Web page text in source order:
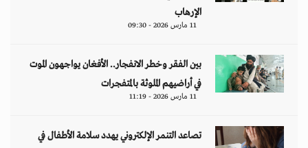
الإرهاب
11 مارس 2026 - 09:30
بين الفقر وخطر الانفجار.. الأفغان يواجهون الموت
في أراضيهم الملوثة بالمتفجرات
11 مارس 2026 - 11:19
تصاعد التنمر الإلكتروني يهدد سلامة الأطفال في